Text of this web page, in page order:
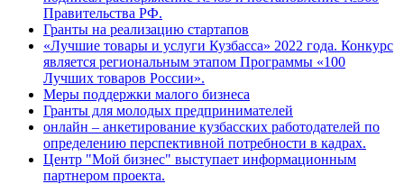
Правительства РФ.
Гранты на реализацию стартапов
«Лучшие товары и услуги Кузбасса» 2022 года. Конкурс
является региональным этапом Программы «100
Лучших товаров России».
Меры поддержки малого бизнеса
Гранты для молодых предпринимателей
онлайн – анкетирование кузбасских работодателей по
определению перспективной потребности в кадрах.
Центр "Мой бизнес" выступает информационным
партнером проекта.